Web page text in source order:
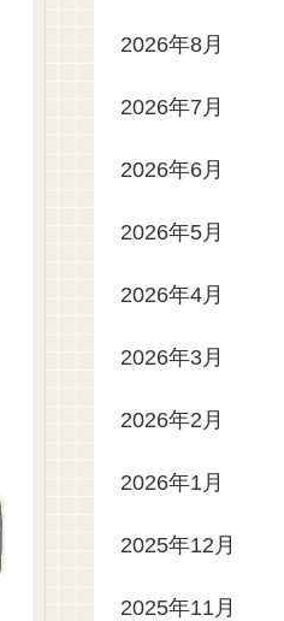
2026年8月
2026年7月
2026年6月
2026年5月
2026年4月
2026年3月
2026年2月
2026年1月
2025年12月
2025年11月